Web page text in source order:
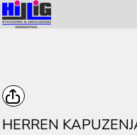
HERREN